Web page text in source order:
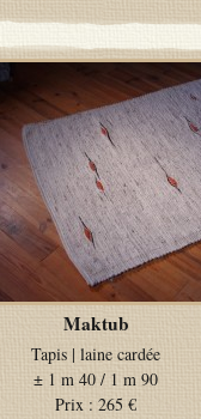
Maktub
Tapis | laine cardée
± 1 m 40 / 1 m 90
Prix : 265 €